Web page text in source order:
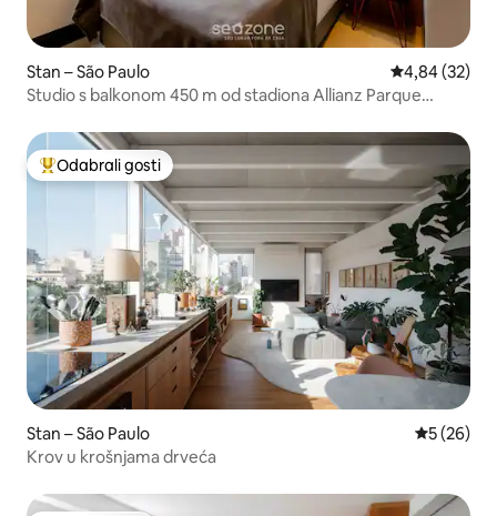
Stan – São Paulo Prosječna
4,84 (32)
Studio s balkonom 450 m od stadiona Allianz Parque
Među najviše rangiranima s oznakom „Odabrali gosti”
Odabrali gosti
Stan – São Paulo Prosječna
5 (26)
Krov u krošnjama drveća